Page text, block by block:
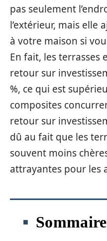
pas seulement
l’extérieur, mais elle
à votre maison si
En fait, les terrasses
retour sur
%, ce qui est
composites
retour sur
dû au fait que les
souvent moins
attrayantes pour les
Sommaire